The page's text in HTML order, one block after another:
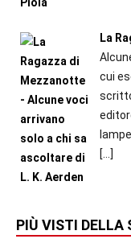
La
cui
[…]
PIÙ VISTI